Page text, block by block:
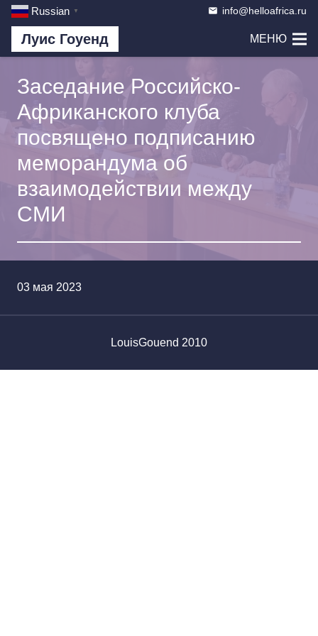
Russian ▼ email info@helloafrica.ru
Луис Гоуенд МЕНЮ
Заседание Российско-
Африканского клуба
посвящено подписанию
меморандума об
взаимодействии между
СМИ
03 мая 2023
LouisGouend 2010